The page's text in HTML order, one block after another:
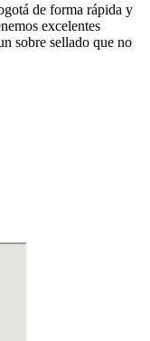
de forma rápida y
excelentes
sobre sellado que no